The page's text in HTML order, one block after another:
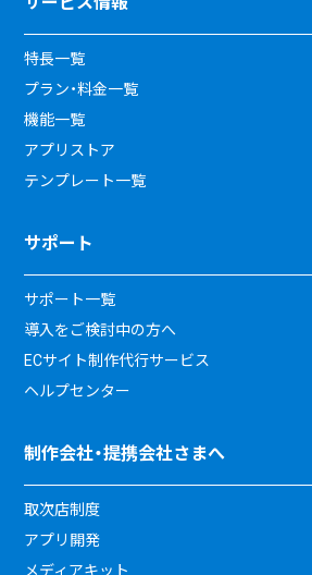
特長一覧
プラン・料金一覧
機能一覧
アプリストア
テンプレート一覧
サポート
サポート一覧
導入をご検討中の方へ
ECサイト制作代行サービス
ヘルプセンター
制作会社・提携会社さまへ
取次店制度
アプリ開発
メディアキット